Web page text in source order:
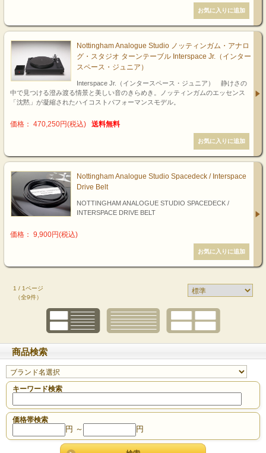
Nottingham Analogue Studio ノッティンガム・アナロ
グ・スタジオ ターンテーブル Interspace Jr.（インター
スペース・ジュニア）
Interspace Jr.（インタースペース・ジュニア） 静けさの
中で見つける澄み渡る情景と美しい音のきらめき。ノッティンガムのエッセンス
「沈黙」が凝縮されたハイコストパフォーマンスモデル。
価格： 470,250円(税込) 送料無料
Nottingham Analogue Studio Spacedeck / Interspace
Drive Belt
NOTTINGHAM ANALOGUE STUDIO SPACEDECK /
INTERSPACE DRIVE BELT
価格： 9,900円(税込)
1 / 1ページ
（全9件）
商品検索
キーワード検索
価格帯検索
円 ～ 円